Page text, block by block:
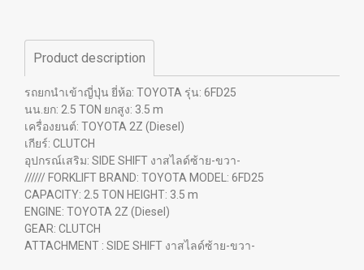
Product description
รถยกนำเข้าญี่ปุ่น ยี่ห้อ: TOYOTA รุ่น: 6FD25
นน.ยก: 2.5 TON ยกสูง: 3.5 m
เครื่องยนต์: TOYOTA 2Z (Diesel)
เกียร์: CLUTCH
อุปกรณ์เสริม: SIDE SHIFT งาสไลด์ซ้าย-ขวา-
////// FORKLIFT BRAND: TOYOTA MODEL: 6FD25
CAPACITY: 2.5 TON HEIGHT: 3.5 m
ENGINE: TOYOTA 2Z (Diesel)
GEAR: CLUTCH
ATTACHMENT : SIDE SHIFT งาสไลด์ซ้าย-ขวา-